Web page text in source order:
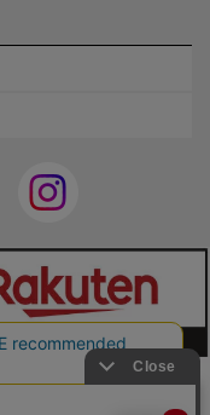
製・転載を禁止します。